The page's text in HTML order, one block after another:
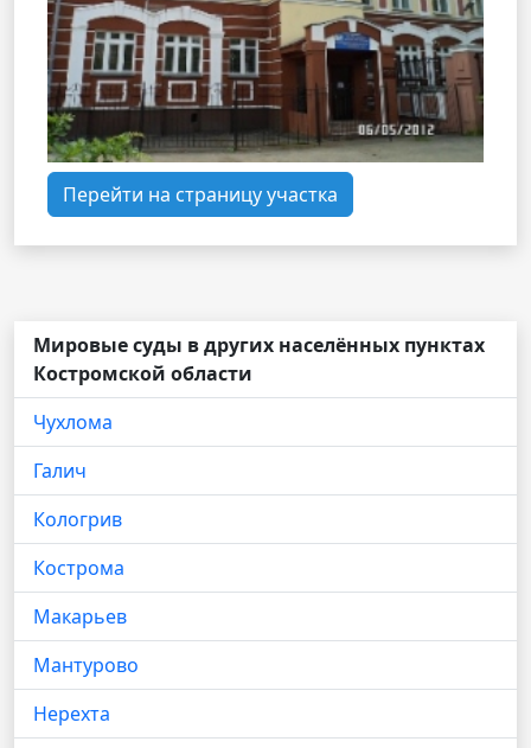
Перейти на страницу участка
Мировые суды в других населённых пунктах
Костромской области
Чухлома
Галич
Кологрив
Кострома
Макарьев
Мантурово
Нерехта